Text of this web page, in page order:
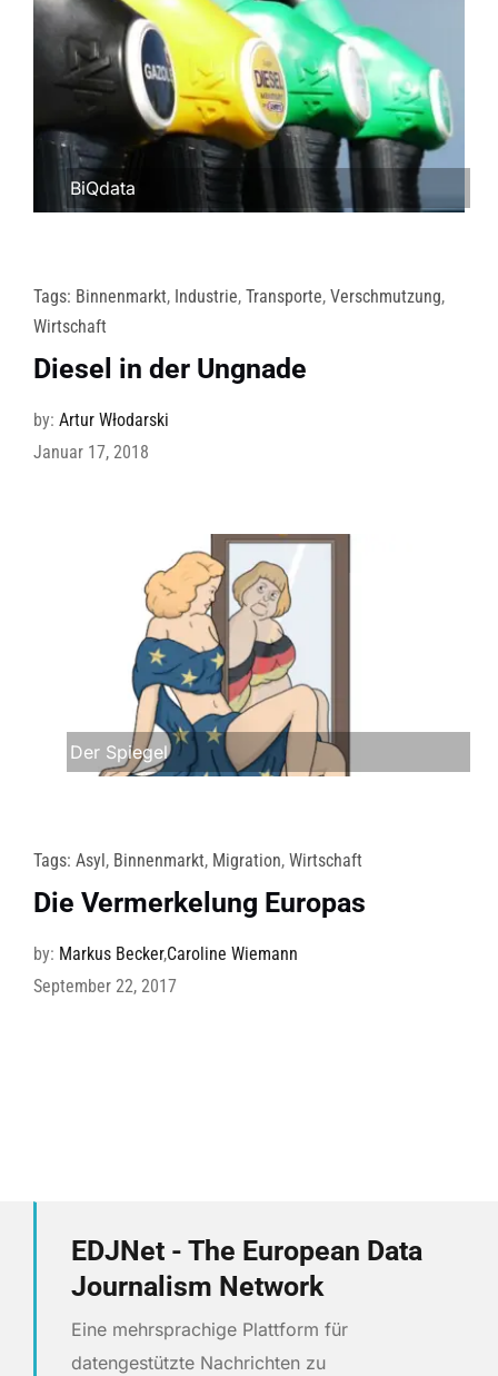
BiQdata
Tags: Binnenmarkt, Industrie, Transporte, Verschmutzung,
Wirtschaft
Diesel in der Ungnade
by: Artur Włodarski
Januar 17, 2018
Der Spiegel
Tags: Asyl, Binnenmarkt, Migration, Wirtschaft
Die Vermerkelung Europas
by: Markus Becker,Caroline Wiemann
September 22, 2017
EDJNet - The European Data
Journalism Network
Eine mehrsprachige Plattform für
datengestützte Nachrichten zu